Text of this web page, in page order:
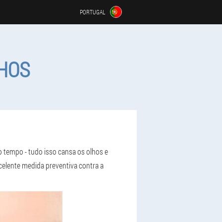
PORTUGAL
- tudo isso cansa os olhos e
medida preventiva contra a